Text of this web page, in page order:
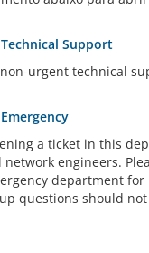
Support
urgent technical
a ticket in this
network engineers.
department
questions should